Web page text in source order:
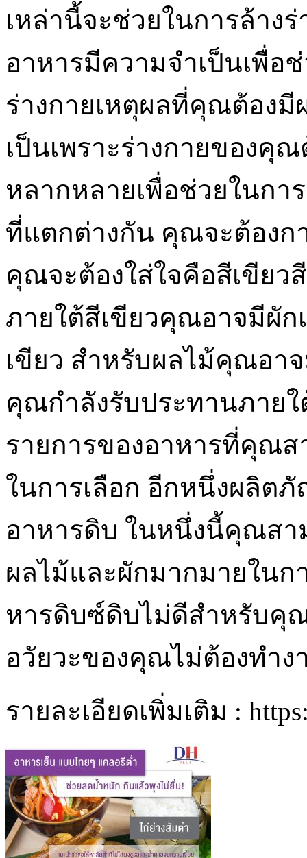
เหล่านี้จะช่วยในการล้าง
อาหารมีความจำเป็นเพื่อ
ร่างกายเหตุผลที่คุณต้อง
เป็นเพราะร่างกายของคุ
หลากหลายเพื่อช่วยในกา
ที่แตกต่างกัน คุณจะต้องก
คุณจะต้องใส่ใจคือสีเขียว
ภายใต้สีเขียวคุณอาจมีผั
เขียว สำหรับผลไม้คุณอา
คุณกำลังรับประทานภาย
รายการของอาหารที่คุณ
ในการเลือก อีกหนึ่งผลิต
อาหารดิบ ในหนึ่งนี้คุณส
ผลไม้และผักมากมายในก
หารดิบซ์ดิบไม่ดีสำหรับคุ
อวัยวะของคุณไม่ต้องทำง
รายละเอียดเพิ่มเติม :